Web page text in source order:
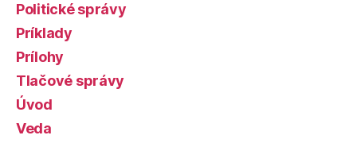
Politické správy
Príklady
Prílohy
Tlačové správy
Úvod
Veda